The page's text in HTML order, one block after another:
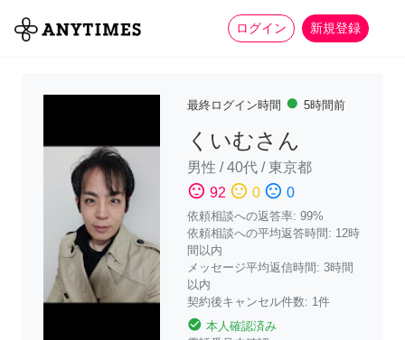
ログイン 新規登録
全て 家事 more_horiz
最終ログイン時間 fiber_manual_record 5時間前
くいむさん
男性 /40代 /東京都
sentiment_satisfied 92 sentiment_neutral 0 sentiment_dissatisfied 0
依頼相談への返答率: 99%
依頼相談への平均返答時間: 12時
間以内
メッセージ平均返信時間: 3時間
以内
契約後キャンセル件数: 1件
check_circle 本人確認済み